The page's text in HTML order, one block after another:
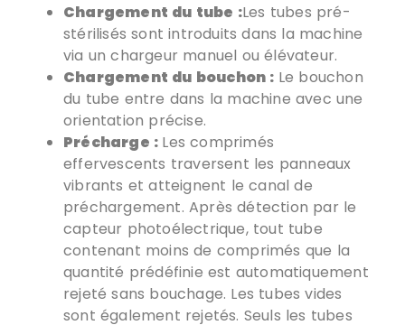
Chargement du tube :Les tubes pré-
stérilisés sont introduits dans la machine
via un chargeur manuel ou élévateur.
Chargement du bouchon : Le bouchon
du tube entre dans la machine avec une
orientation précise.
Précharge : Les comprimés
effervescents traversent les panneaux
vibrants et atteignent le canal de
préchargement. Après détection par le
capteur photoélectrique, tout tube
contenant moins de comprimés que la
quantité prédéfinie est automatiquement
rejeté sans bouchage. Les tubes vides
sont également rejetés. Seuls les tubes